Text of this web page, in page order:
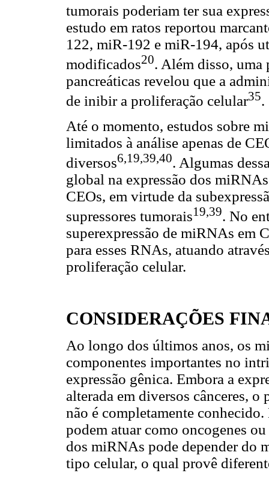
tumorais poderiam ter sua
estudo em ratos reportou
122, miR-192 e miR-194, após
modificados20. Além disso, uma
pancreáticas revelou que a
de inibir a proliferação celular35.
Até o momento, estudos sobre
limitados à análise apenas de
diversos6,19,39,40. Algumas
global na expressão dos
CEOs, em virtude da
supressores tumorais19,39. No
superexpressão de miRNAs em
para esses RNAs, atuando
proliferação celular.
CONSIDERAÇÕES
Ao longo dos últimos anos, os
componentes importantes no
expressão gênica. Embora a
alterada em diversos cânceres,
não é completamente
podem atuar como oncogenes
dos miRNAs pode depender do
tipo celular, o qual provê